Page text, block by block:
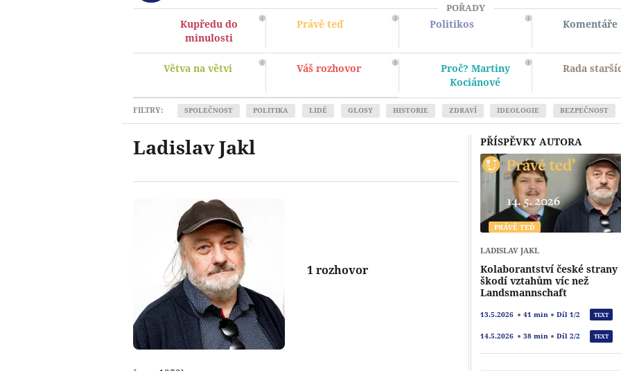
POŘADY
Kupředu do
minulosti
Právě teď Politikos Komentáře
Větva na větvi Váš rozhovor
Proč? Martiny
Kociánové
Rada
FILTRY: SPOLEČNOST POLITIKA LIDÉ GLOSY HISTORIE ZDRAVÍ IDEOLOGIE BEZPEČNOST
Ladislav Jakl
1 rozhovor
PŘÍSPĚVKY AUTORA
PRÁVĚ TEĎ
LADISLAV JAKL
Kolaborantství české strany
škodí vztahům víc než
Landsmannschaft
13.5.2026 41 min Díl 1/2 TEXT
14.5.2026 38 min Díl 2/2 TEXT